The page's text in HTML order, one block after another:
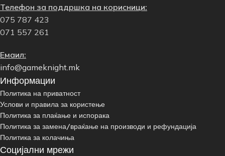
Телефон за поддршка на корисници:
075 787 423
071 557 261
Емаил:
info@gameknight.mk
Информации
Политика на приватност
Услови и правила за користење
Политика за плаќање и испорака
Политика за замена/враќање на производи и рефундација
Политика за колачиња
Социјални мрежи